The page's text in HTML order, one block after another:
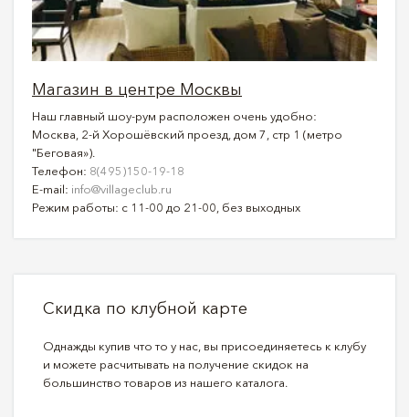
Магазин в центре Москвы
Наш главный шоу-рум расположен очень удобно:
Москва, 2-й Хорошёвский проезд, дом 7, стр 1 (метро
"Беговая»).
Телефон: 8(495)150-19-18
E-mail: info@villageclub.ru
Режим работы: с 11-00 до 21-00, без выходных
Скидка по клубной карте
Однажды купив что то у нас, вы присоединяетесь к клубу
и можете расчитывать на получение скидок на
большинство товаров из нашего каталога.